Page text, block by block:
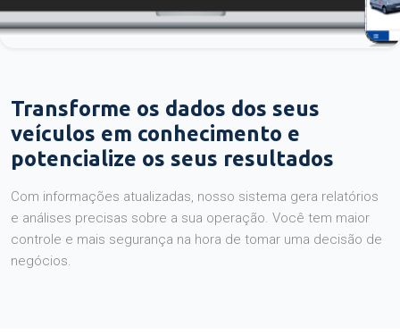
Transforme os dados dos seus
veículos em conhecimento e
potencialize os seus resultados
Com informações atualizadas, nosso sistema gera relatórios
e análises precisas sobre a sua operação. Você tem maior
controle e mais segurança na hora de tomar uma decisão de
negócios.